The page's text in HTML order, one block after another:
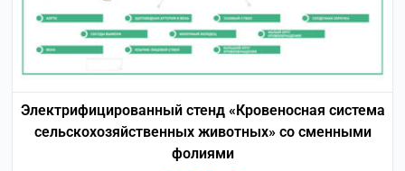
Электрифицированный стенд «Кровеносная система
сельскохозяйственных животных» со сменными
фолиями